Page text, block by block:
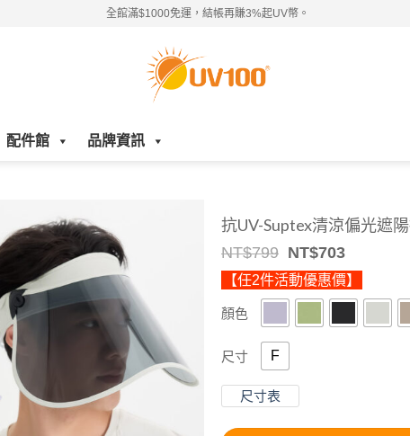
全館滿$1000免運，結帳再賺3%起UV幣。
配件館 品牌資訊
抗UV-Suptex清涼偏光遮
NT$799 Original
price
was:
NT$799.
NT$703Current
price
is:
NT$703.
【任2件活動優惠價】
顏色
尺寸 F
尺寸表